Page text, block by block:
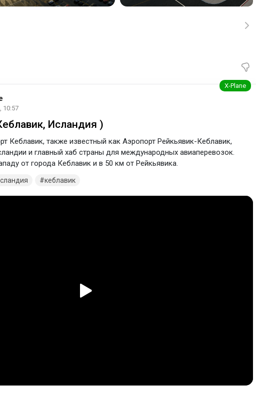
10:57
Исландия )
Кеблавик, также известный как Аэропорт Рейкьявик-Кеблавик,
и главный хаб страны для международных авиаперевозок.
от города Кеблавик и в 50 км от Рейкьявика.
кеблавик